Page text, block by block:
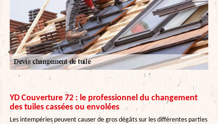
YD Couverture 72 : le professionnel du changement
des tuiles cassées ou envolées
Les intempéries peuvent causer de gros dégâts sur les différentes parties